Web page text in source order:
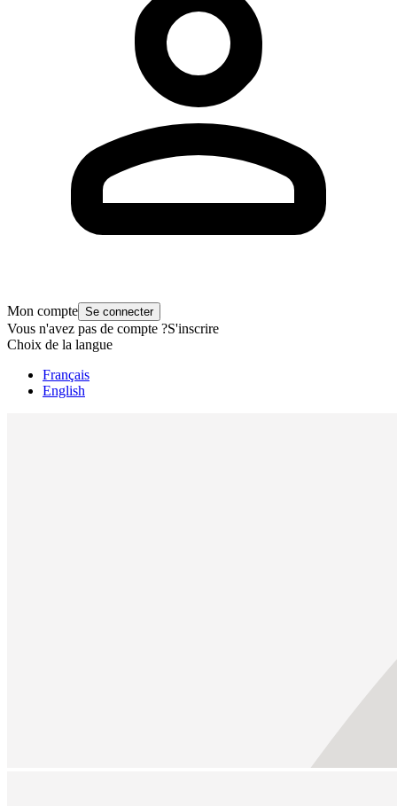
Mon compte Se connecter
Vous n'avez pas de compte ?S'inscrire
Choix de la langue
Français
English